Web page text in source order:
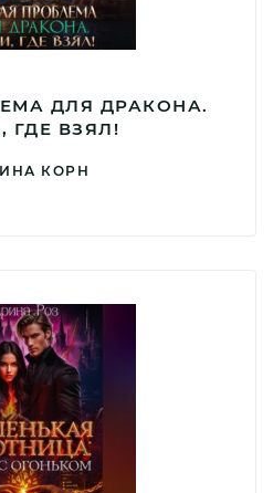
ДЛЯ ДРАКОНА.
ГДЕ ВЗЯЛ!
КОРН